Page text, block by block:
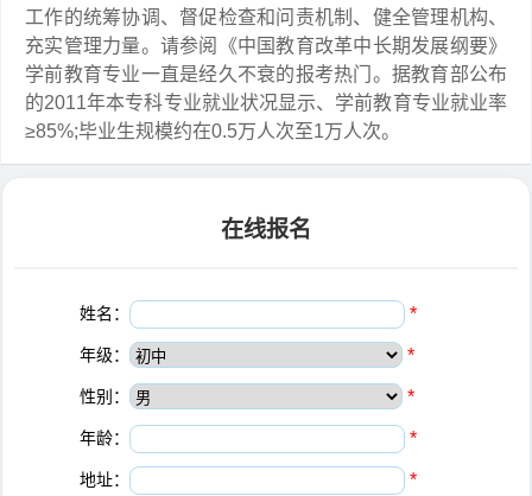
工作的统筹协调、督促检查和问责机制、健全管理机构、
充实管理力量。请参阅《中国教育改革中长期发展纲要》
学前教育专业一直是经久不衰的报考热门。据教育部公布
的2011年本专科专业就业状况显示、学前教育专业就业率
≥85%;毕业生规模约在0.5万人次至1万人次。
在线报名
姓名： *
年级： *
性别： *
年龄： *
地址： *